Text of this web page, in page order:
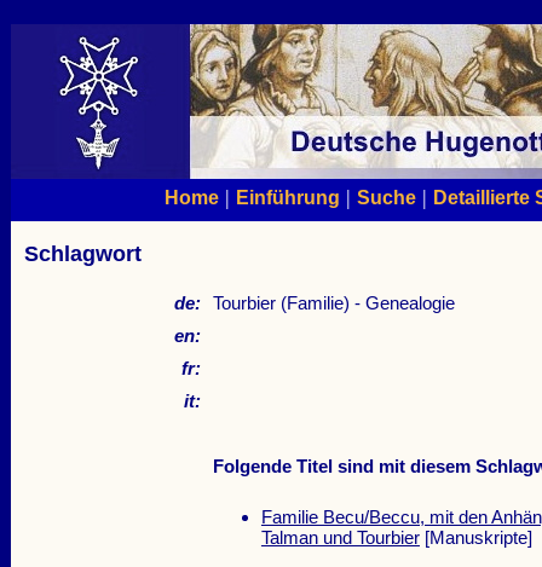
Home| Einführung | Suche| Detaillierte
Schlagwort
de: Tourbier (Familie) - Genealogie
en:
fr:
it:
Folgende Titel sind mit diesem
Familie Becu/Beccu, mit den
Talman und Tourbier[Manuskripte]